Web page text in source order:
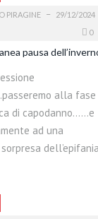
PIRAGINE
29/12/2024
0
pausa
alla fase
di capodanno……e
ad una